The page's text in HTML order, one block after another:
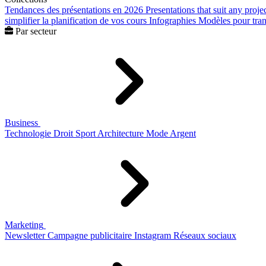
Tendances des présentations en 2026 Presentations that suit any
simplifier la planification de vos cours Infographies Modèles pour
Par secteur
Business
Technologie Droit Sport Architecture Mode Argent
Marketing
Newsletter Campagne publicitaire Instagram Réseaux sociaux